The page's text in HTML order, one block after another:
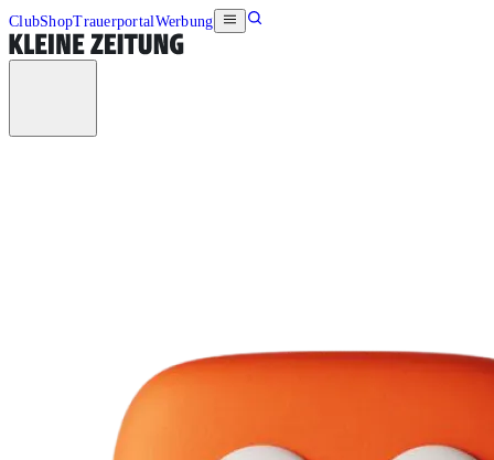
ClubShopTrauerportalWerbung